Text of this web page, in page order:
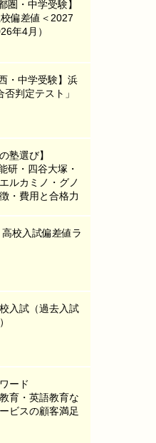
圏・中学受験】
偏差値＜2027
年4月）
・中学受験】浜
判定テスト」
塾選び】
研・四谷大塚・
ルカミノ・グノ
・費用と合格力
校入試偏差値ラ
入試（過去入試
ード
育・英語教育な
ビスの顧客満足